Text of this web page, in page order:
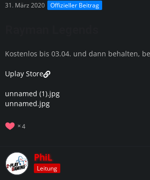
31. März 2020 Offizieller Beitrag
Kostenlos bis 03.04. und dann behalten,
Uplay Store
unnamed (1).jpg
unnamed.jpg
4
PhiL
Leitung